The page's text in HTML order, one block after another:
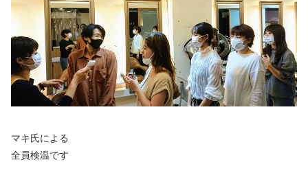
マキ氏による
全員検温です